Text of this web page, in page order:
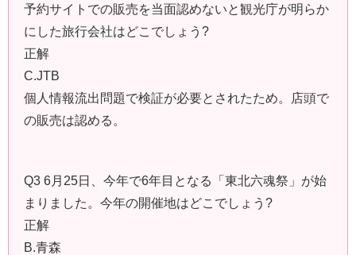
予約サイトでの販売を当面認めないと観光庁が明らか
にした旅行会社はどこでしょう?
正解
C.JTB
個人情報流出問題で検証が必要とされたため。店頭で
の販売は認める。
Q3 6月25日、今年で6年目となる「東北六魂祭」が始
まりました。今年の開催地はどこでしょう?
正解
B.青森